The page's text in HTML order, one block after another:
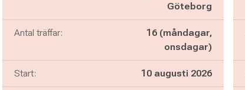
Göteborg
Antal träffar:
16 (måndagar,
onsdagar)
Start: 10 augusti 2026